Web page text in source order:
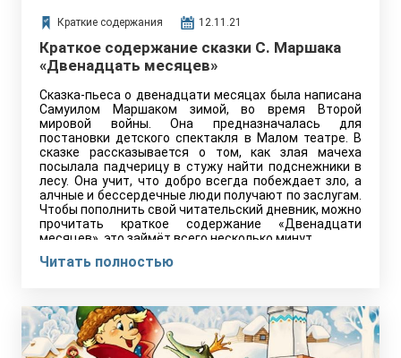
Краткие содержания 12.11.21
Краткое содержание сказки С. Маршака
«Двенадцать месяцев»
Сказка-пьеса о двенадцати месяцах была написана
Самуилом Маршаком зимой, во время Второй
мировой войны. Она предназначалась для
постановки детского спектакля в Малом театре. В
сказке рассказывается о том, как злая мачеха
посылала падчерицу в стужу найти подснежники в
лесу. Она учит, что добро всегда побеждает зло, а
алчные и бессердечные люди получают по заслугам.
Чтобы пополнить свой читательский дневник, можно
прочитать краткое содержание «Двенадцати
месяцев», это займёт всего несколько минут.…
Читать полностью